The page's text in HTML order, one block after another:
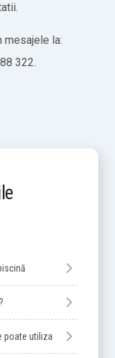
la:
322.
poate utiliza